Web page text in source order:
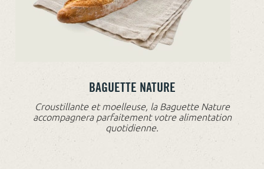
BAGUETTE NATURE
Croustillante et moelleuse, la Baguette Nature
accompagnera parfaitement votre alimentation
quotidienne.